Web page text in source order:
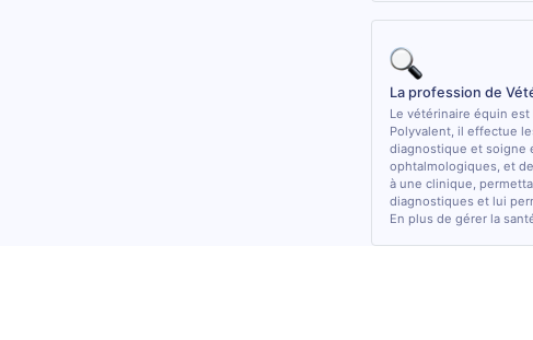
La profession de
Le vétérinaire équin
Polyvalent, il effectue
diagnostique et soigne
ophtalmologiques, et
à une clinique,
diagnostiques et lui
En plus de gérer la